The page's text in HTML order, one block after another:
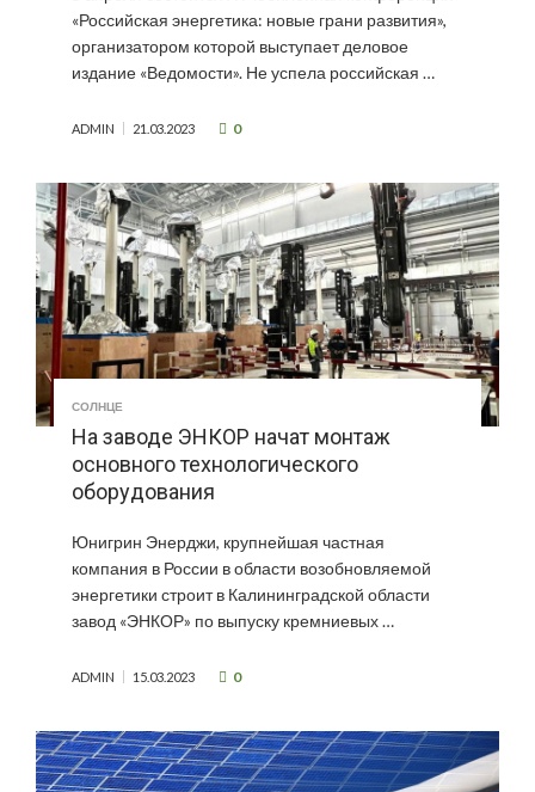
«Российская энергетика: новые грани развития»,
организатором которой выступает деловое
издание «Ведомости». Не успела российская …
ADMIN 21.03.2023 0
СОЛНЦЕ
На заводе ЭНКОР начат монтаж
основного технологического
оборудования
Юнигрин Энерджи, крупнейшая частная
компания в России в области возобновляемой
энергетики строит в Калининградской области
завод «ЭНКОР» по выпуску кремниевых …
ADMIN 15.03.2023 0